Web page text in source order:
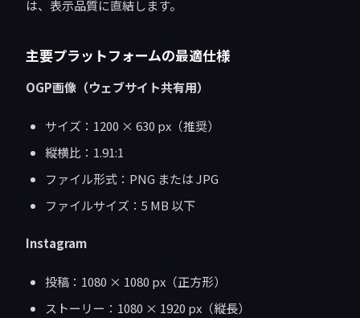
は、表示品質に直結します。
主要プラットフォームの最適仕様
OGP画像（ウェブサイト共有用）
サイズ：1200 × 630 px（推奨）
縦横比：1.91:1
ファイル形式：PNG または JPG
ファイルサイズ：5 MB 以下
Instagram
投稿：1080 × 1080 px（正方形）
ストーリー：1080 × 1920 px（縦長）